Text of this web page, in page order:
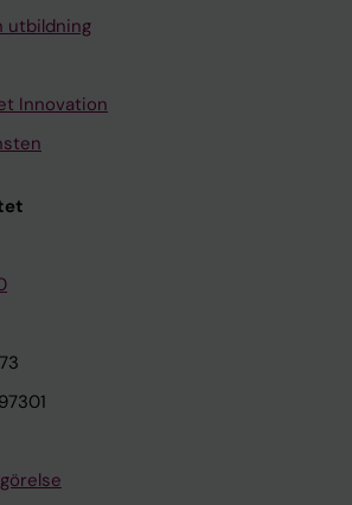
utbildning
Innovation